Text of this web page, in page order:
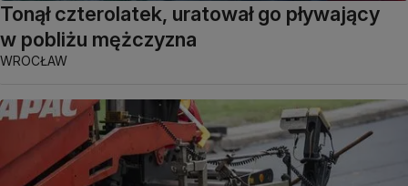
Tonął czterolatek, uratował go pływający
w pobliżu mężczyzna
WROCŁAW